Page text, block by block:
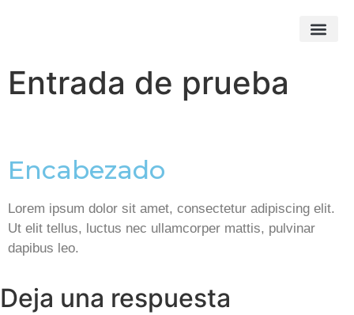
Entrada de prueba
Encabezado
Lorem ipsum dolor sit amet, consectetur adipiscing elit.
Ut elit tellus, luctus nec ullamcorper mattis, pulvinar
dapibus leo.
Deja una respuesta